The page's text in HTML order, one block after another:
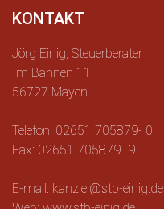
KONTAKT
Jörg Einig, Steuerberater
Im Bannen 11
56727 Mayen
Telefon: 02651 705879- 0
Fax: 02651 705879- 9
E-mail: kanzlei@stb-einig.de